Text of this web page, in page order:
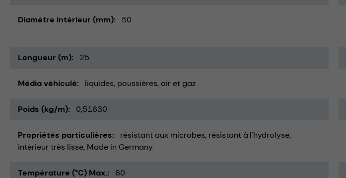
Diamètre intérieur (mm) 50
Longueur (m) 25
Média véhiculé liquides poussières air et gaz
Poids (kg/m) 0,51630
Propriétés particulières résistant aux microbes résistant à l'hydrolyse
intérieur très lisse Made in Germany
Température (°C) Max. 60